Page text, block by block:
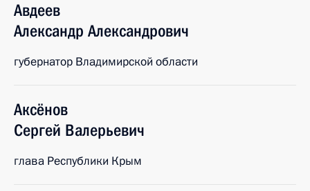
Авдеев
Александр Александрович
губернатор Владимирской области
Аксёнов
Сергей Валерьевич
глава Республики Крым